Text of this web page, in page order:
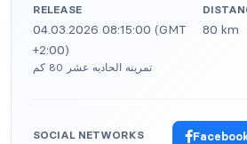
RELEASE
04.03.2026 08:15:00 (GMT
+2:00)
تمرينه الحاديه عشر 80 كم
80 km
SOCIAL NETWORKS